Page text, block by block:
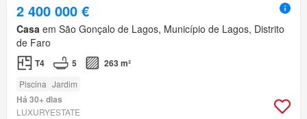
2 400 000 €
Casa em São Gonçalo de Lagos, Município de Lagos, Distrito
de Faro
T4 5 263 m²
Piscina Jardim
Há 30+ dias
LUXURYESTATE